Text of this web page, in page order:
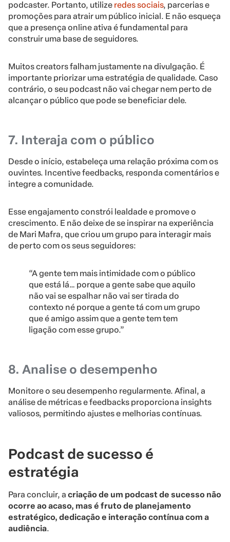
podcaster. Portanto, utilize redes sociais, parcerias e
promoções para atrair um público inicial. E não esqueça
que a presença online ativa é fundamental para
construir uma base de seguidores.
Muitos creators falham justamente na divulgação. É
importante priorizar uma estratégia de qualidade. Caso
contrário, o seu podcast não vai chegar nem perto de
alcançar o público que pode se beneficiar dele.
7. Interaja com o público
Desde o início, estabeleça uma relação próxima com os
ouvintes. Incentive feedbacks, responda comentários e
integre a comunidade.
Esse engajamento constrói lealdade e promove o
crescimento. E não deixe de se inspirar na experiência
de Mari Mafra, que criou um grupo para interagir mais
de perto com os seus seguidores:
“A gente tem mais intimidade com o público
que está lá… porque a gente sabe que aquilo
não vai se espalhar não vai ser tirada do
contexto né porque a gente tá com um grupo
que é amigo assim que a gente tem tem
ligação com esse grupo.”
8. Analise o desempenho
Monitore o seu desempenho regularmente. Afinal, a
análise de métricas e feedbacks proporciona insights
valiosos, permitindo ajustes e melhorias contínuas.
Podcast de sucesso é
estratégia
Para concluir, a criação de um podcast de sucesso não
ocorre ao acaso, mas é fruto de planejamento
estratégico, dedicação e interação contínua com a
audiência.